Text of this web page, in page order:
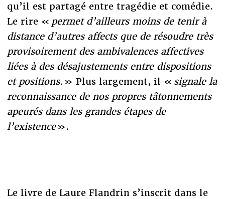
qu’il est partagé entre tragédie et comédie.
Le rire « permet d’ailleurs moins de tenir à
distance d’autres affects que de résoudre très
provisoirement des ambivalences affectives
liées à des désajustements entre dispositions
et positions. » Plus largement, il « signale la
reconnaissance de nos propres tâtonnements
apeurés dans les grandes étapes de
l’existence».
Le livre de Laure Flandrin s’inscrit dans le